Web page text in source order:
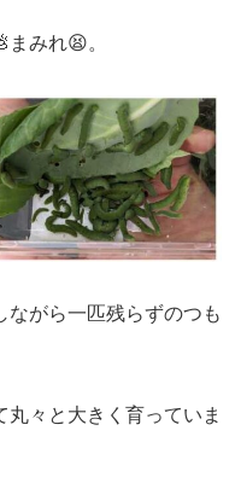
みれ😫。
ながら一匹残らずのつも
々と大きく育っていま